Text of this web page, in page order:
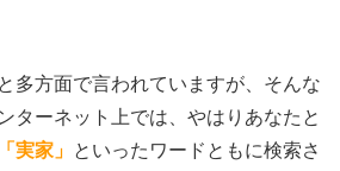
多方面で言われていますが、そんな
ターネット上では、やはりあなたと
「実家」 といったワードともに検索さ